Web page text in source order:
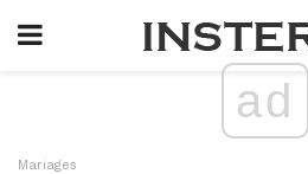
ad
Mariages